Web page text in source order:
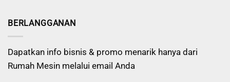
BERLANGGANAN
Dapatkan info bisnis & promo menarik hanya dari
Rumah Mesin melalui email Anda